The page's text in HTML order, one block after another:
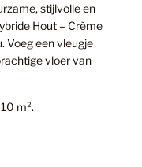
stijlvolle en
Hout – Crème
Voeg een vleugje
vloer van
m².